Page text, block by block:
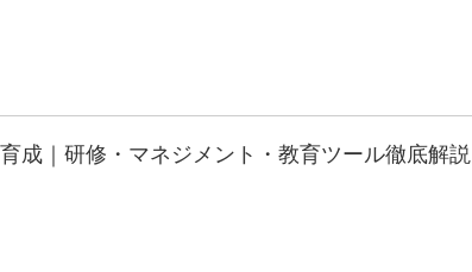
成｜研修・マネジメント・教育ツール徹底解説